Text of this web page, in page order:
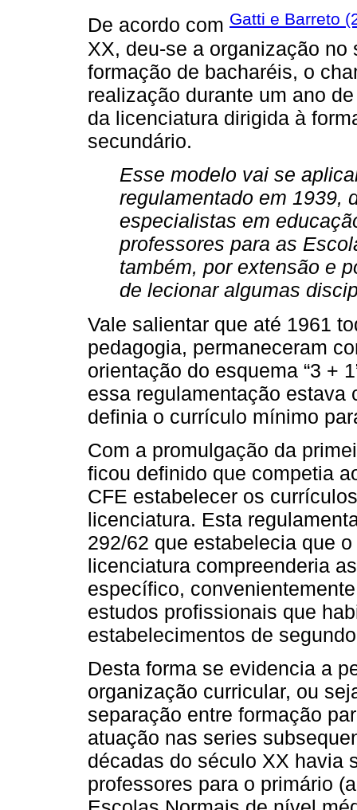
De acordo com Gatti e Barreto
XX, deu-se a organização
formação de bacharéis, o
realização durante um ano
da licenciatura dirigida à
secundário.
Esse modelo vai se
regulamentado em 1939,
especialistas em
professores para as
também, por extensão e
de lecionar algumas
Vale salientar que até 1961
pedagogia, permaneceram
orientação do esquema “3 +
essa regulamentação estava
definia o currículo mínimo
Com a promulgação da
ficou definido que competia
CFE estabelecer os
licenciatura. Esta
292/62 que estabelecia que
licenciatura compreenderia
específico,
estudos profissionais que
estabelecimentos de
Desta forma se evidencia a
organização curricular, ou
separação entre formação
atuação nas series
décadas do século XX havia
professores para o primário